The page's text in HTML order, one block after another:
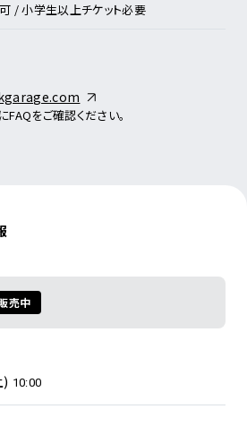
/ 小学生以上チケット必要
をご確認ください。
売中
10:00